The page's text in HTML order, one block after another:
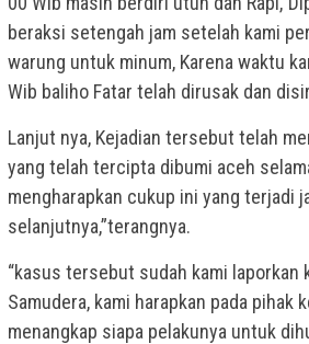
beraksi setengah jam setelah kami
warung untuk minum, Karena waktu
Wib baliho Fatar telah dirusak dan
Lanjut nya, Kejadian tersebut telah
yang telah tercipta dibumi aceh
mengharapkan cukup ini yang terjadi
selanjutnya,”terangnya.
“kasus tersebut sudah kami laporkan
Samudera, kami harapkan pada pihak
menangkap siapa pelakunya untuk